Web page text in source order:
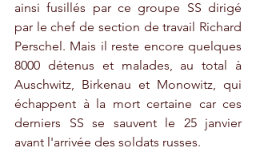
ainsi fusillés par ce groupe SS dirigé
par le chef de section de travail Richard
Perschel. Mais il reste encore quelques
8000 détenus et malades, au total à
Auschwitz, Birkenau et Monowitz, qui
échappent à la mort certaine car ces
derniers SS se sauvent le 25 janvier
avant l'arrivée des soldats russes.